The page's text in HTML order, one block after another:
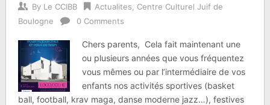
By Le CCIBB Actualites
Centre Culturel Juif de
Boulogne
0 Comments
Chers parents, Cela fait maintenant une
ou plusieurs années que vous fréquentez
vous mêmes ou par l’intermédiaire de vos
enfants nos activités sportives (basket
ball, football, krav maga, danse moderne jazz…), festives